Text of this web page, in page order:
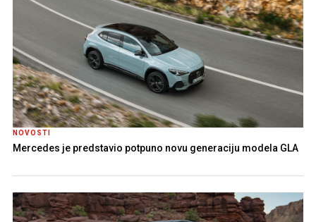
NOVOSTI
Mercedes je predstavio potpuno novu generaciju modela GLA